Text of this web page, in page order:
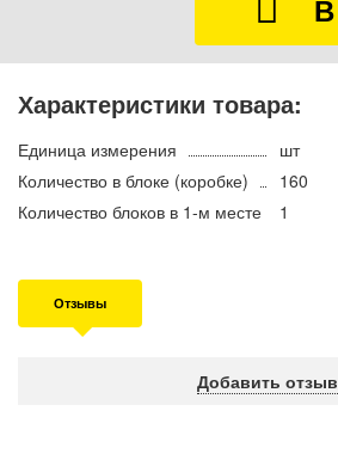
Характеристики товара:
Единица измерения
шт
Количество в блоке (коробке)
160
Количество блоков в 1-м месте
1
Отзывы
Добавить отзыв